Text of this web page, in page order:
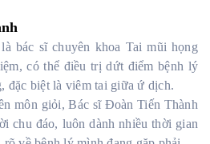
bác sĩ chuyên khoa Tai mũi họng
có thể điều trị dứt điểm bệnh lý
đặc biệt là viêm tai giữa ứ dịch.
môn giỏi, Bác sĩ Đoàn Tiến Thành
chu đáo, luôn dành nhiều thời gian